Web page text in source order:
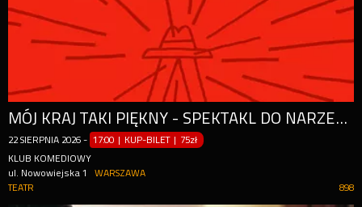
MÓJ KRAJ TAKI PIĘKNY - SPEKTAKL DO NARZEKANIA | NOWOŚĆ
22 SIERPNIA 2026 - 17:00 | KUP-BILET | 75zł
KLUB KOMEDIOWY
ul. Nowowiejska 1
WARSZAWA
898
TEATR